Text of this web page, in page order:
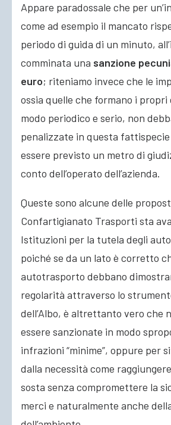
Appare paradossale che per
come ad esempio il mancato
periodo di guida di un minuto,
comminata una sanzione
euro; riteniamo invece che le
ossia quelle che formano i
modo periodico e serio, non
penalizzate in questa fattispecie
essere previsto un metro di
conto dell’operato dell’azienda.
Queste sono alcune delle
Confartigianato Trasporti sta
Istituzioni per la tutela degli
poiché se da un lato è corretto
autotrasporto debbano
regolarità attraverso lo
dell’Albo, è altrettanto vero che
essere sanzionate in modo
infrazioni “minime”, oppure per
dalla necessità come
sosta senza compromettere la
merci e naturalmente anche